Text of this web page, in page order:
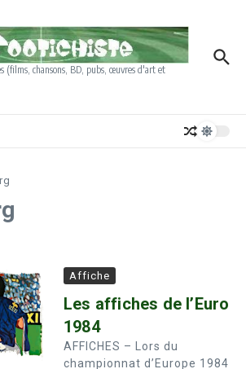
(films, chansons, BD, pubs, œuvres d'art et
Affiche
Les affiches de l’Euro
1984
AFFICHES – Lors du
championnat d’Europe 1984